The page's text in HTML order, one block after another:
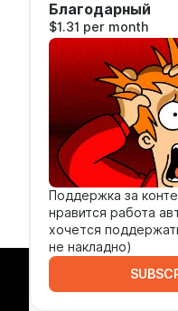
Благодарный
$1.31 per month
Поддержка за
нравится работа
хочется
не накладно)